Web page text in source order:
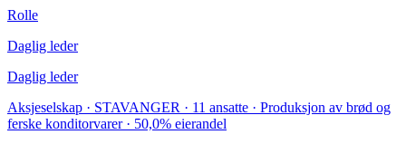
Rolle
Daglig leder
Daglig leder
Aksjeselskap · STAVANGER · 11 ansatte · Produksjon av brød og
ferske konditorvarer · 50,0% eierandel